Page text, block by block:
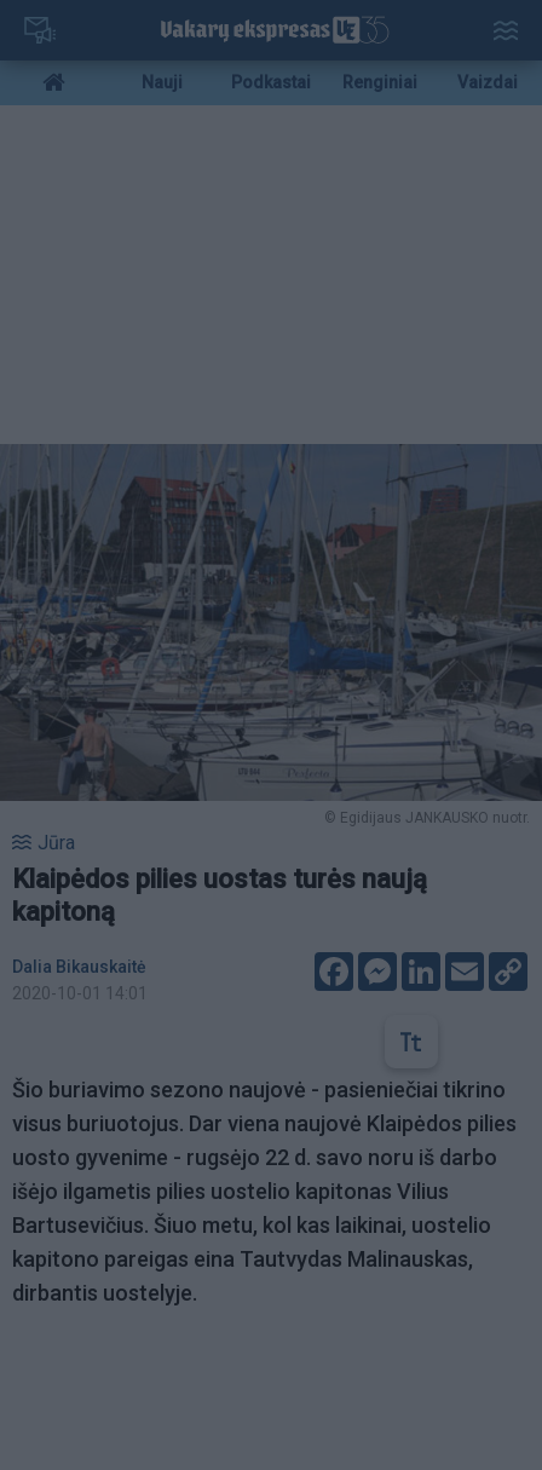
Pereiti
pagrindinį
turinį
Mobile
menu
Nauji Podkastai Renginiai Vaizdai
© Egidijaus JANKAUSKO nuotr.
Jūra
Klaipėdos pilies uostas turės naują
kapitoną
Dalia Bikauskaitė
2020-10-01 14:01
FacebookMessenger
LinkedIn
Email
Šio buriavimo sezono naujovė - pasieniečiai tikrino
visus buriuotojus. Dar viena naujovė Klaipėdos pilies
uosto gyvenime - rugsėjo 22 d. savo noru iš darbo
išėjo ilgametis pilies uostelio kapitonas Vilius
Bartusevičius. Šiuo metu, kol kas laikinai, uostelio
kapitono pareigas eina Tautvydas Malinauskas,
dirbantis uostelyje.